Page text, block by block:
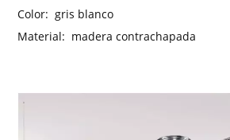
Color: gris blanco
Material: madera contrachapada